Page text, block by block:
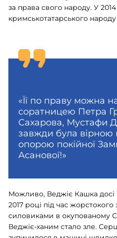
за права свого народу. У
кримськотатарського
«Її по праву можна
соратницею Петра
Сахарова, Мустафи
завжди була вірною
опорою покійної
Асанової!»
Можливо, Веджіє Кашка досі
2017 році під час
силовиками в окупованому
Веджіє-ханим стало зле.